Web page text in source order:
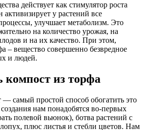
действует как стимулятор роста
активизирует у растений все
улучшает метаболизм. Это
на количество урожая, на
и на их качество. При этом,
– вещество совершенно безвредное
и людей.
компост из торфа
самый простой способ обогатить это
нам понадобятся во-первых
полевой вьюнок), ботва растений с
плюс листья и стебли цветов. Нам